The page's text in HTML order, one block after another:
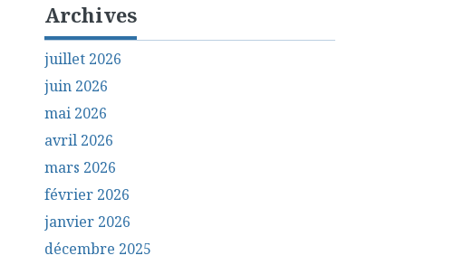
Archives
juillet 2026
juin 2026
mai 2026
avril 2026
mars 2026
février 2026
janvier 2026
décembre 2025